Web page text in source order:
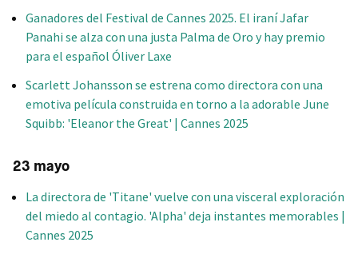
Ganadores del Festival de Cannes 2025. El iraní Jafar
Panahi se alza con una justa Palma de Oro y hay premio
para el español Óliver Laxe
Scarlett Johansson se estrena como directora con una
emotiva película construida en torno a la adorable June
Squibb: 'Eleanor the Great' | Cannes 2025
23 mayo
La directora de 'Titane' vuelve con una visceral exploración
del miedo al contagio. 'Alpha' deja instantes memorables |
Cannes 2025